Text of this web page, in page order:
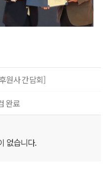
원사 간담회]
완료
없습니다.